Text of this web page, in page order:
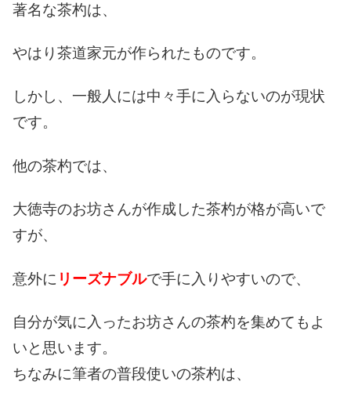
著名な茶杓は、
やはり茶道家元が作られたものです。
しかし、一般人には中々手に入らないのが現状
です。
他の茶杓では、
大徳寺のお坊さんが作成した茶杓が格が高いで
すが、
意外に リーズナブルで手に入りやすいので、
自分が気に入ったお坊さんの茶杓を集めてもよ
いと思います。
ちなみに筆者の普段使いの茶杓は、